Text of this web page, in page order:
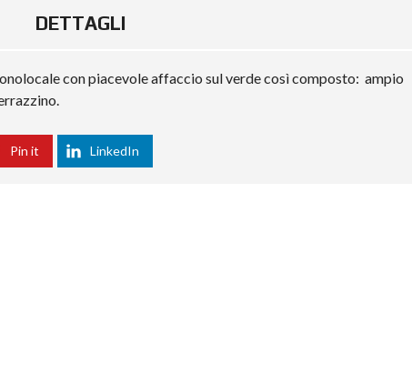
DETTAGLI
con piacevole affaccio sul verde così composto: ampio
Pin it LinkedIn